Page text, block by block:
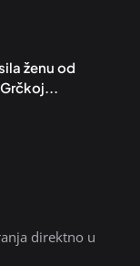
ženu od
direktno u